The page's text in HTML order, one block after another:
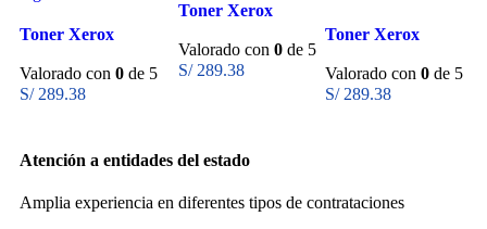
Toner Xerox
para 6000/6010
Valorado con 0 de 5
S/289.38
Toner Xerox
Magenta para
6000/6010
Valorado con0 de 5
S/289.38
Toner Xerox
para 6000/6010
Valorado con0 de 5
S/289.38
Atención a entidades del estado
Amplia experiencia en diferentes tipos de contrataciones